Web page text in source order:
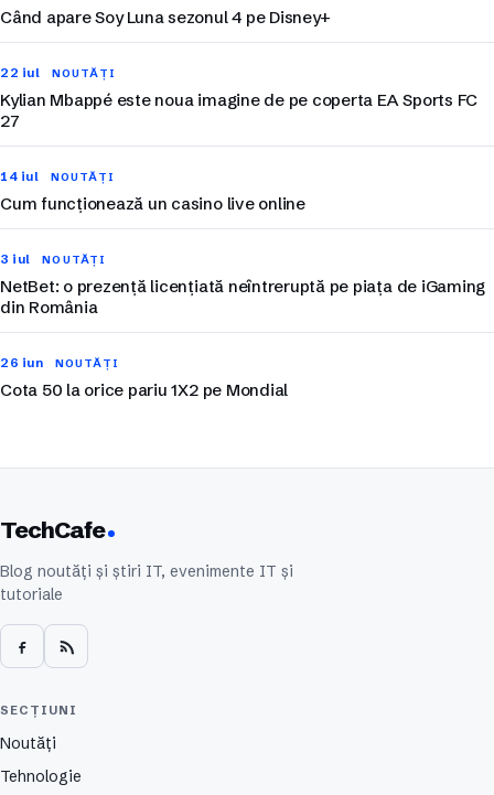
Când apare Soy Luna sezonul 4 pe Disney+
22 iul NOUTĂȚI
Kylian Mbappé este noua imagine de pe coperta EA Sports FC
27
14 iul NOUTĂȚI
Cum funcționează un casino live online
3 iul NOUTĂȚI
NetBet: o prezență licențiată neîntreruptă pe piața de iGaming
din România
26 iun NOUTĂȚI
Cota 50 la orice pariu 1X2 pe Mondial
TechCafe
Blog noutăți și știri IT, evenimente IT și
tutoriale
SECȚIUNI
Noutăți
Tehnologie